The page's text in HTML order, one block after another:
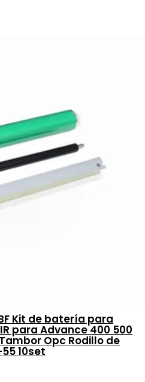
Kit de batería para
IR para Advance 400 500
Opc Rodillo de
10set